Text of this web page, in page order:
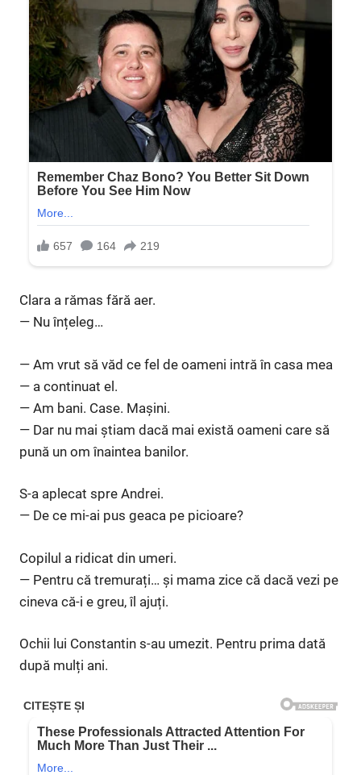
Clara a rămas fără aer.
— Nu înțeleg…
— Am vrut să văd ce fel de oameni intră în casa mea
— a continuat el.
— Am bani. Case. Mașini.
— Dar nu mai știam dacă mai există oameni care să
pună un om înaintea banilor.
S-a aplecat spre Andrei.
— De ce mi-ai pus geaca pe picioare?
Copilul a ridicat din umeri.
— Pentru că tremurați… și mama zice că dacă vezi pe
cineva că-i e greu, îl ajuți.
Ochii lui Constantin s-au umezit. Pentru prima dată
după mulți ani.